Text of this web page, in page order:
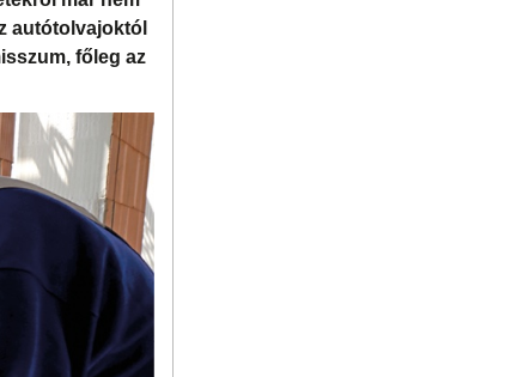
autótolvajoktól
főleg az